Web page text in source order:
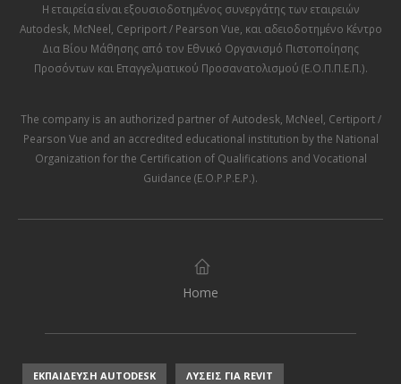
Η εταιρεία είναι εξουσιοδοτημένος συνεργάτης των εταιρειών
Autodesk, McNeel Cepriport / Pearson Vue , και αδειοδοτημένο Κέντρο
Δια Βίου Μάθησης από τον Εθνικό Οργανισμό Πιστοποίησης
Προσόντων και Επαγγελματικού Προσανατολισμού (Ε.Ο.Π.Π.Ε.Π.).
The company is an authorized partner ofAutodesk, McNeel Certiport /
Pearson Vue and an accredited educational institution by the National
Organization for the Certification of Qualifications and Vocational
Guidance (E.O.P.P.E.P.).
Home
ΕΚΠΑΙΔΕΥΣΗ AUTODESK ΛΥΣΕΙΣ ΓΙΑ REVIT